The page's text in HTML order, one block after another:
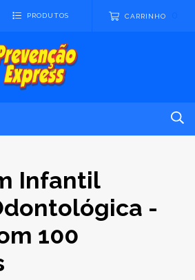
PRODUTOS CARRINHO
Infantil
-
100